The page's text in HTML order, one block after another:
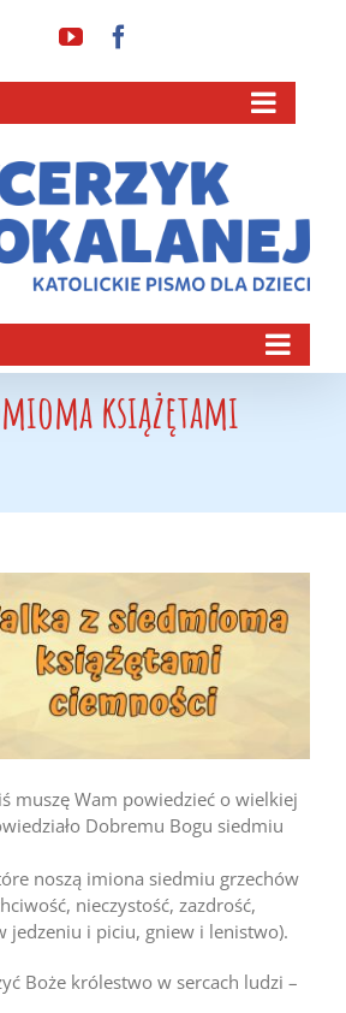
YouTube
książętami
muszę Wam powiedzieć o wielkiej
Dobremu Bogu siedmiu
noszą imiona siedmiu grzechów
nieczystość, zazdrość,
jedzeniu i piciu, gniew i lenistwo).
Boże królestwo w sercach ludzi –